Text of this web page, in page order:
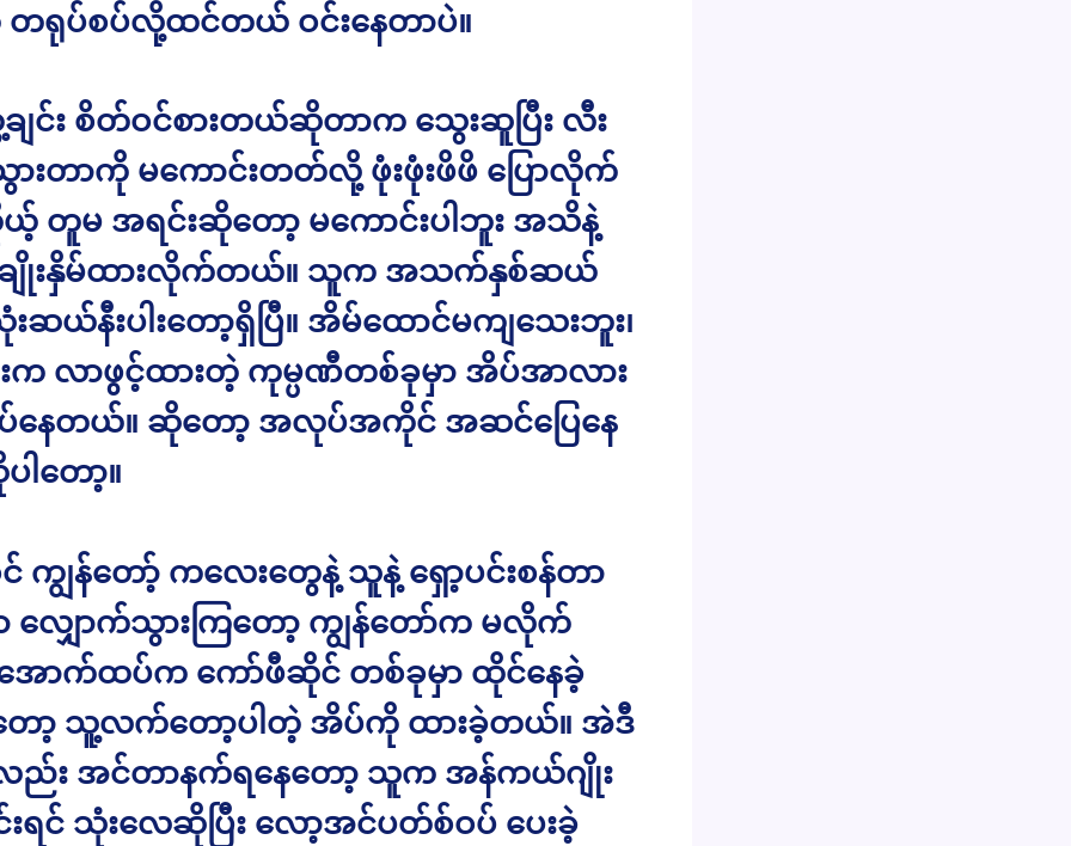
ရုပ်စပ်လို့ထင်တယ် ဝင်းနေတာပဲ။
ျင်း စိတ်ဝင်စားတယ်ဆိုတာက သွေးဆူပြီး လီး
းတာကို မကောင်းတတ်လို့ ဖုံးဖုံးဖိဖိ ပြောလိုက်
တူမ အရင်းဆိုတော့ မကောင်းပါဘူး အသိနဲ့
ျိုးနှိမ်ထားလိုက်တယ်။ သူက အသက်နှစ်ဆယ်
းဆယ်နီးပါးတော့ရှိပြီ။ အိမ်ထောင်မကျသေးဘူး၊
းက လာဖွင့်ထားတဲ့ ကုမ္ပဏီတစ်ခုမှာ အိပ်အာလား
နေတယ်။ ဆိုတော့ အလုပ်အကိုင် အဆင်ပြေနေ
တော့။
ကျွန်တော့် ကလေးတွေနဲ့ သူနဲ့ ရှော့ပင်းစန်တာ
လျှောက်သွားကြတော့ ကျွန်တော်က မလိုက်
ောက်ထပ်က ကော်ဖီဆိုင် တစ်ခုမှာ ထိုင်နေခဲ့
ာ့ သူ့လက်တော့ပါတဲ့ အိပ်ကို ထားခဲ့တယ်။ အဲဒီ
ည်း အင်တာနက်ရနေတော့ သူက အန်ကယ်ဂျိုး
းရင် သုံးလေဆိုပြီး လော့အင်ပတ်စ်ဝပ် ပေးခဲ့